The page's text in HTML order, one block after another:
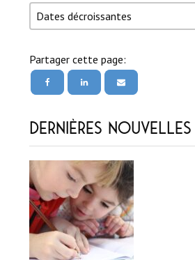
Trier par
Trier par
Dates décroissantes
Trier par
Partager cette page:
Dernières nouvelles